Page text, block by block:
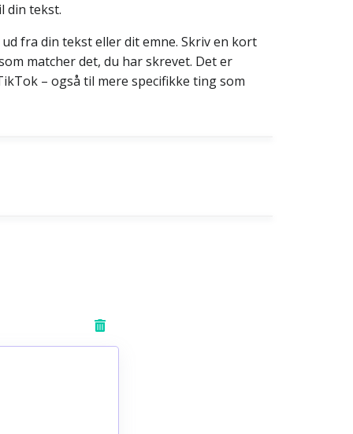
din tekst.
fra din tekst eller dit emne. Skriv en kort
matcher det, du har skrevet. Det er
– også til mere specifikke ting som